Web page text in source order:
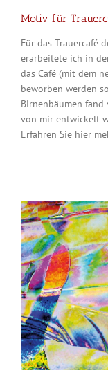
Motiv für
Für das Trauercafé
erarbeitete ich in
das Café (mit dem
beworben werden
Birnenbäumen
von mir entwickelt
Erfahren Sie hier